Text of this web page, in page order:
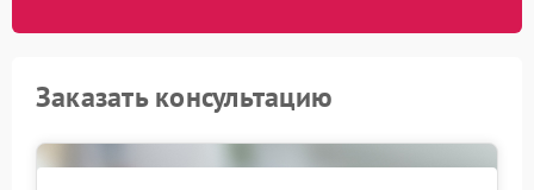
Заказать консультацию